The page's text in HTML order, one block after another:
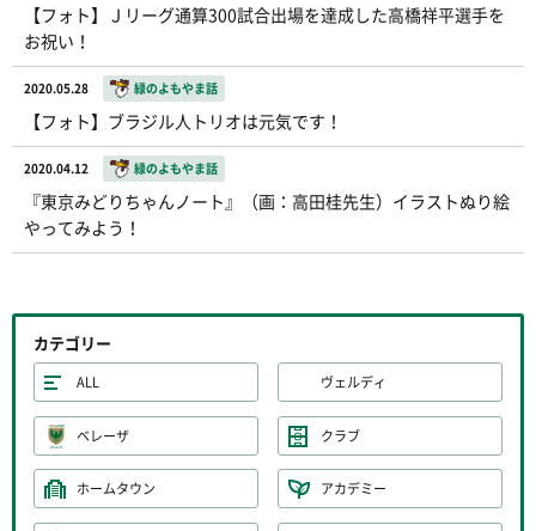
【フォト】Ｊリーグ通算300試合出場を達成した高橋祥平選手を
お祝い！
2020.05.28 緑のよもやま話
【フォト】ブラジル人トリオは元気です！
2020.04.12 緑のよもやま話
『東京みどりちゃんノート』（画：高田桂先生）イラストぬり絵
やってみよう！
カテゴリー
ALL ヴェルディ
ベレーザ クラブ
ホームタウン アカデミー